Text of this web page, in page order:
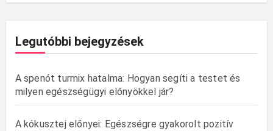
Legutóbbi bejegyzések
A spenót turmix hatalma: Hogyan segíti a testet és
milyen egészségügyi előnyökkel jár?
A kókusztej előnyei: Egészségre gyakorolt pozitív